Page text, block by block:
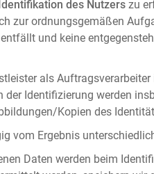
des Nutzers zu
zur ordnungsgemäßen
und keine
als
Identifizierung werden
Kopien des
vom Ergebnis
Daten werden beim